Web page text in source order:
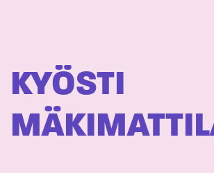
KYÖSTI